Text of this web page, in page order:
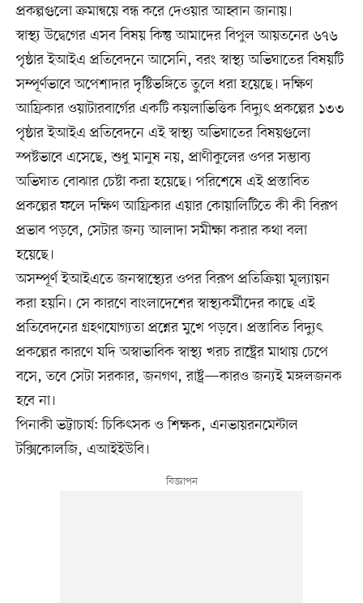
প্রকল্পগুলো ক্রমান্বয়ে বন্ধ করে দেওয়ার আহ্বান জানায়।
স্বাস্থ্য উদ্বেগের এসব বিষয় কিন্তু আমাদের বিপুল আয়তনের ৬৭৬
পৃষ্ঠার ইআইএ প্রতিবেদনে আসেনি, বরং স্বাস্থ্য অভিঘাতের বিষয়টি
সম্পূর্ণভাবে অপেশাদার দৃষ্টিভঙ্গিতে তুলে ধরা হয়েছে। দক্ষিণ
আফ্রিকার ওয়াটারবার্গের একটি কয়লাভিত্তিক বিদ্যুৎ প্রকল্পের ১৩৩
পৃষ্ঠার ইআইএ প্রতিবেদনে এই স্বাস্থ্য অভিঘাতের বিষয়গুলো
স্পষ্টভাবে এসেছে, শুধু মানুষ নয়, প্রাণীকুলের ওপর সম্ভাব্য
অভিঘাত বোঝার চেষ্টা করা হয়েছে। পরিশেষে এই প্রস্তাবিত
প্রকল্পের ফলে দক্ষিণ আফ্রিকার এয়ার কোয়ালিটিতে কী কী বিরূপ
প্রভাব পড়বে, সেটার জন্য আলাদা সমীক্ষা করার কথা বলা
হয়েছে।
অসম্পূর্ণ ইআইএতে জনস্বাস্থ্যের ওপর বিরূপ প্রতিক্রিয়া মূল্যায়ন
করা হয়নি। সে কারণে বাংলাদেশের স্বাস্থ্যকর্মীদের কাছে এই
প্রতিবেদনের গ্রহণযোগ্যতা প্রশ্নের মুখে পড়বে। প্রস্তাবিত বিদ্যুৎ
প্রকল্পের কারণে যদি অস্বাভাবিক স্বাস্থ্য খরচ রাষ্ট্রের মাথায় চেপে
বসে, তবে সেটা সরকার, জনগণ, রাষ্ট্র—কারও জন্যই মঙ্গলজনক
হবে না।
পিনাকী ভট্টাচার্য: চিকিৎসক ও শিক্ষক, এনভায়রনমেন্টাল
টক্সিকোলজি, এআইইউবি।